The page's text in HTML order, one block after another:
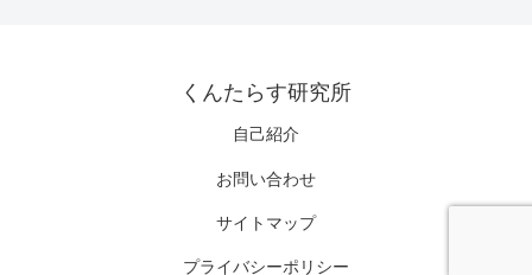
くんたらす研究所
自己紹介
お問い合わせ
サイトマップ
プライバシーポリシー